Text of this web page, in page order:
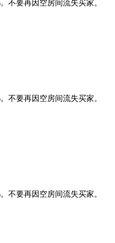
不要再因空房间流失买家。
不要再因空房间流失买家。
不要再因空房间流失买家。